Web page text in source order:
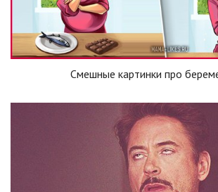
Смешные картинки про